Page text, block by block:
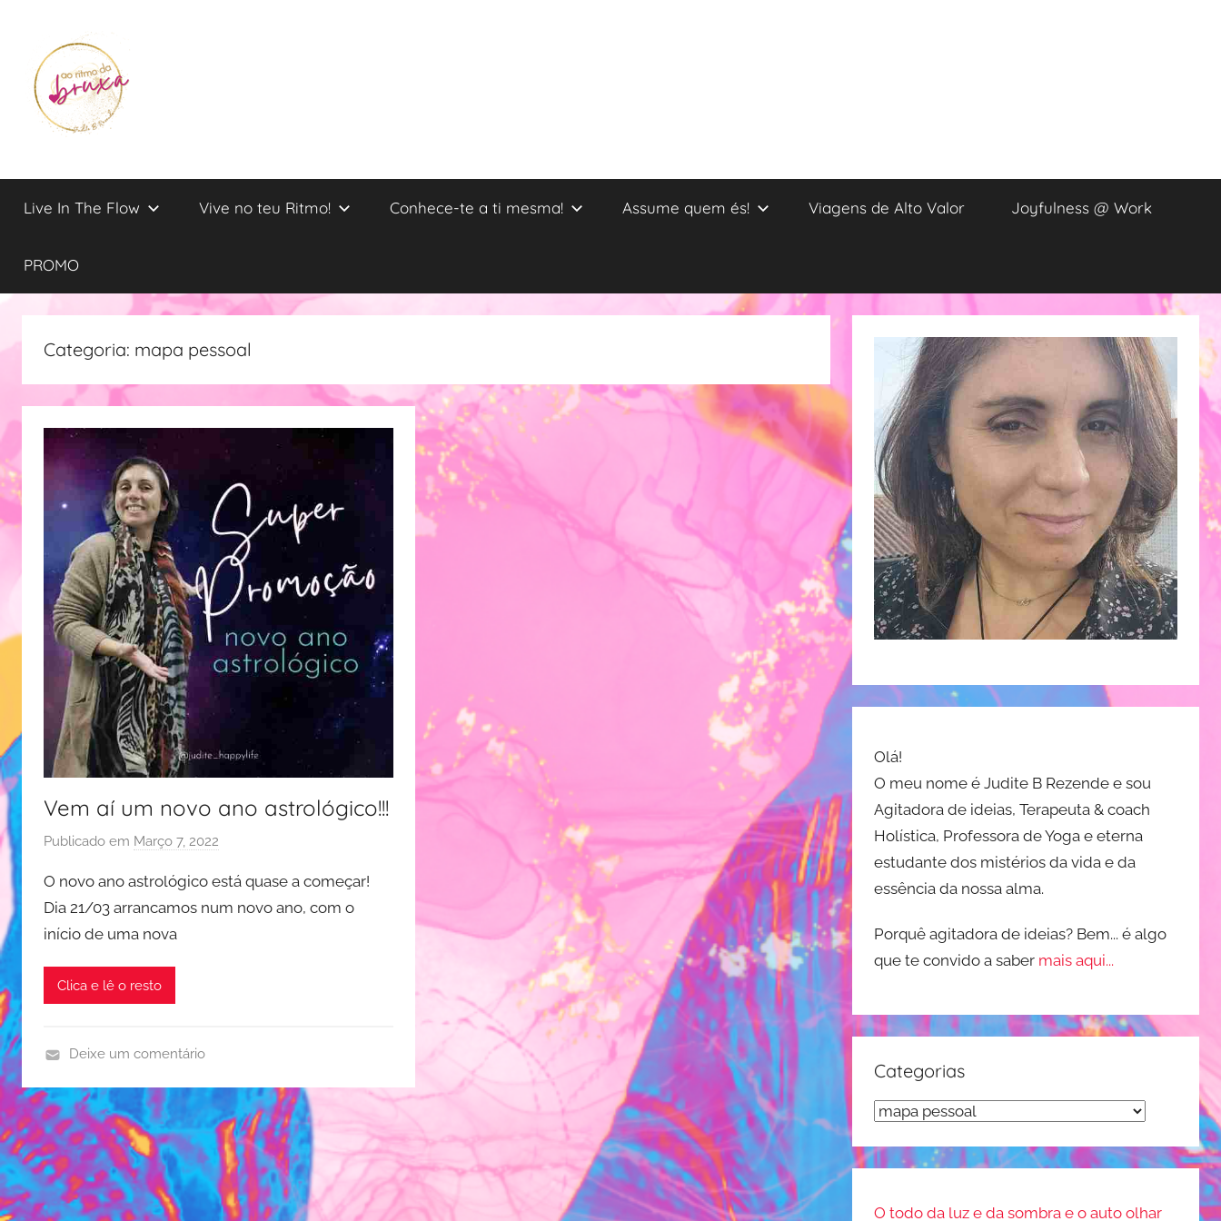
conteúdo
Judite
B
Rezende
in
the
Live In The Flow Vive no teu Ritmo! Conhece-te a ti mesma! Assume quem és! Viagens de Alto Valor Joyfulness @ Work
PROMO
Categoria: mapa pessoal
Vem aí um novo ano astrológico!!!
Publicado em Março 7, 2022
r
J
e
n
d
e
O novo ano astrológico está quase a começar!
Dia 21/03 arrancamos num novo ano, com o
início de uma nova
Clica e lê o resto
s
t
r
o
l
Deixe um comentário
Olá!
O meu nome é Judite B Rezende e sou
Agitadora de ideias, Terapeuta & coach
Holística, Professora de Yoga e eterna
estudante dos mistérios da vida e da
essência da nossa alma.
Porquê agitadora de ideias? Bem... é algo
que te convido a saber mais aqui...
Categorias
Categorias
O todo da luz e da sombra e o auto olhar